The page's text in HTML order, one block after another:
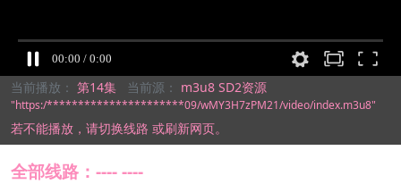
当前播放： 第14集 当前源： m3u8 SD2资源
"https:/**********************09/wMY3H7zPM21/video/index.m3u8"
若不能播放， 请切换线路 或刷新网页。
全部线路：---- ----